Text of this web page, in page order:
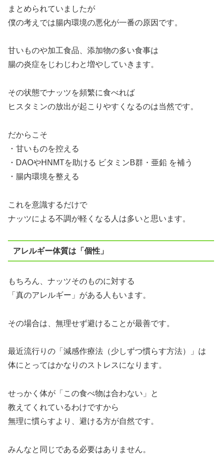
まとめられていましたが
僕の考えでは腸内環境の悪化が一番の原因です。
甘いものや加工食品、添加物の多い食事は
腸の炎症をじわじわと増やしていきます。
その状態でナッツを頻繁に食べれば
ヒスタミンの放出が起こりやすくなるのは当然です。
だからこそ
・甘いものを控える
・DAOやHNMTを助ける ビタミンB群・亜鉛 を補う
・腸内環境を整える
これを意識するだけで
ナッツによる不調が軽くなる人は多いと思います。
アレルギー体質は「個性」
もちろん、ナッツそのものに対する
「真のアレルギー」がある人もいます。
その場合は、無理せず避けることが最善です。
最近流行りの「減感作療法（少しずつ慣らす方法）」は
体にとってはかなりのストレスになります。
せっかく体が「この食べ物は合わない」と
教えてくれているわけですから
無理に慣らすより、避ける方が自然です。
みんなと同じである必要はありません。